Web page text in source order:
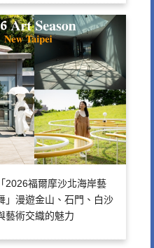
2026福爾摩沙北海岸藝
」漫遊金山、石門、白沙
藝術交織的魅力